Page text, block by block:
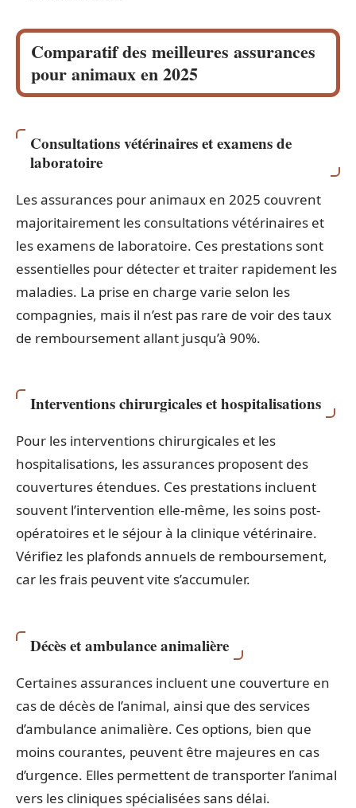
Comparatif des meilleures assurances
pour animaux en 2025
Consultations vétérinaires et examens de
laboratoire
Les assurances pour animaux en 2025 couvrent
majoritairement les consultations vétérinaires et
les examens de laboratoire. Ces prestations sont
essentielles pour détecter et traiter rapidement les
maladies. La prise en charge varie selon les
compagnies, mais il n’est pas rare de voir des taux
de remboursement allant jusqu’à 90%.
Interventions chirurgicales et hospitalisations
Pour les interventions chirurgicales et les
hospitalisations, les assurances proposent des
couvertures étendues. Ces prestations incluent
souvent l’intervention elle-même, les soins post-
opératoires et le séjour à la clinique vétérinaire.
Vérifiez les plafonds annuels de remboursement,
car les frais peuvent vite s’accumuler.
Décès et ambulance animalière
Certaines assurances incluent une couverture en
cas de décès de l’animal, ainsi que des services
d’ambulance animalière. Ces options, bien que
moins courantes, peuvent être majeures en cas
d’urgence. Elles permettent de transporter l’animal
vers les cliniques spécialisées sans délai.